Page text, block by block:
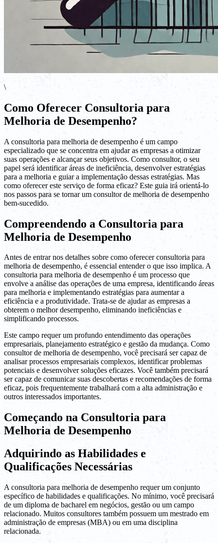
\
Como Oferecer Consultoria para
Melhoria de Desempenho?
A consultoria para melhoria de desempenho é um campo
especializado que se concentra em ajudar as empresas a otimizar
suas operações e alcançar seus objetivos. Como consultor, o seu
papel será identificar áreas de ineficiência, desenvolver estratégias
para a melhoria e guiar a implementação dessas estratégias. Mas
como oferecer este serviço de forma eficaz? Este guia irá orientá-lo
nos passos para se tornar um consultor de melhoria de desempenho
bem-sucedido.
Compreendendo a Consultoria para
Melhoria de Desempenho
Antes de entrar nos detalhes sobre como oferecer consultoria para
melhoria de desempenho, é essencial entender o que isso implica. A
consultoria para melhoria de desempenho é um processo que
envolve a análise das operações de uma empresa, identificando áreas
para melhoria e implementando estratégias para aumentar a
eficiência e a produtividade. Trata-se de ajudar as empresas a
obterem o melhor desempenho, eliminando ineficiências e
simplificando processos.
Este campo requer um profundo entendimento das operações
empresariais, planejamento estratégico e gestão da mudança. Como
consultor de melhoria de desempenho, você precisará ser capaz de
analisar processos empresariais complexos, identificar problemas
potenciais e desenvolver soluções eficazes. Você também precisará
ser capaz de comunicar suas descobertas e recomendações de forma
eficaz, pois frequentemente trabalhará com a alta administração e
outros interessados importantes.
Começando na Consultoria para
Melhoria de Desempenho
Adquirindo as Habilidades e
Qualificações Necessárias
A consultoria para melhoria de desempenho requer um conjunto
específico de habilidades e qualificações. No mínimo, você precisará
de um diploma de bacharel em negócios, gestão ou um campo
relacionado. Muitos consultores também possuem um mestrado em
administração de empresas (MBA) ou em uma disciplina
relacionada.